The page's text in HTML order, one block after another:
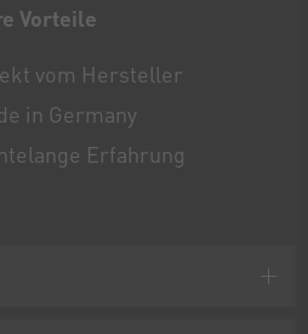
Vorteile
vom Hersteller
in Germany
Erfahrung